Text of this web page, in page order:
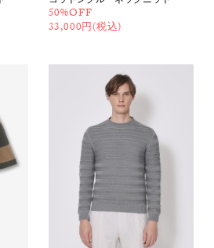
50%OFF
33,000円(税込)